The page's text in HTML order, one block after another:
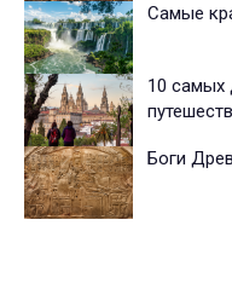
Самые
10 самых
Боги